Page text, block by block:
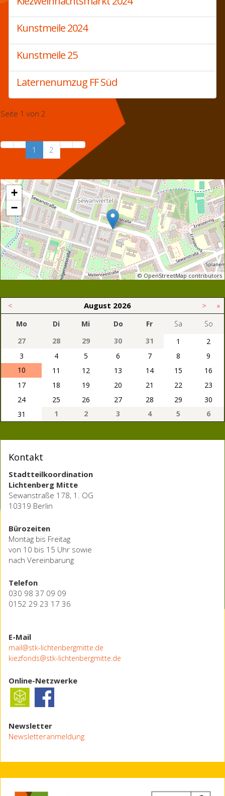
Kunstmeile 2024
Kunstmeile 25
Laternenumzug FF Süd
Seite 1 von 2
1 2
+
−
© OpenStreetMap contributors
< August 2026 > »
Mo Di Mi Do Fr Sa
So
27
28 29 30 31 1
2
3
4 5 6 7 8
9
10
11 12 13 14 15
16
17
18 19 20 21 22
23
24
25 26 27 28 29
30
31
1 2 3 4 5 6
Kontakt
Stadtteilkoordination
Lichtenberg Mitte
Sewanstraße 178, 1. OG
10319 Berlin
Bürozeiten
Montag bis Freitag
von 10 bis 15 Uhr sowie
nach Vereinbarung
Telefon
030 98 37 09 09
0152 29 23 17 36
E-Mail
mail@stk-lichtenbergmitte.de
kiezfonds@stk-lichtenbergmitte.de
Online-Netzwerke
Newsletter
Newsletteranmeldung